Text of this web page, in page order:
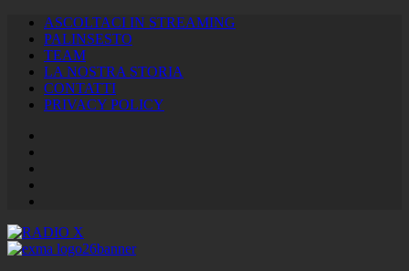
ASCOLTACI IN STREAMING
PALINSESTO
TEAM
LA NOSTRA STORIA
CONTATTI
PRIVACY POLICY